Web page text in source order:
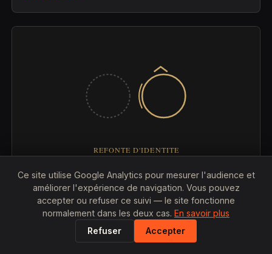
25 JUILLET 2026
Combien coûte la refonte complète d'une
identité visuelle ?
Prix, étapes et facteurs qui font varier le budget d'une
Ce site utilise Google Analytics pour mesurer l'audience et
améliorer l'expérience de navigation. Vous pouvez
accepter ou refuser ce suivi — le site fonctionne
normalement dans les deux cas. En savoir plus
Refuser
Accepter